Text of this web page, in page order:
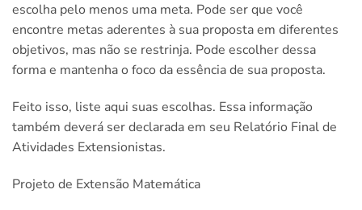
escolha pelo menos uma meta. Pode ser que você
encontre metas aderentes à sua proposta em diferentes
objetivos, mas não se restrinja. Pode escolher dessa
forma e mantenha o foco da essência de sua proposta.
Feito isso, liste aqui suas escolhas. Essa informação
também deverá ser declarada em seu Relatório Final de
Atividades Extensionistas.
Projeto de Extensão Matemática